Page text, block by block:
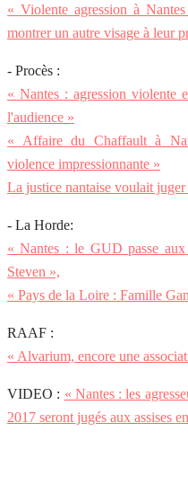
« Violente agression à
montrer un autre visage à leur
- Procès :
« Nantes : agression violente
l'audience »
« Affaire du Chaffault à
violence impressionnante »
La justice nantaise voulait
- La Horde:
« Nantes : le GUD passe aux
Steven »,
« Pays de la Loire : Famille
RAAF :
« Alvarium, encore une
VIDEO : « Nantes : les
2017 seront jugés aux assises